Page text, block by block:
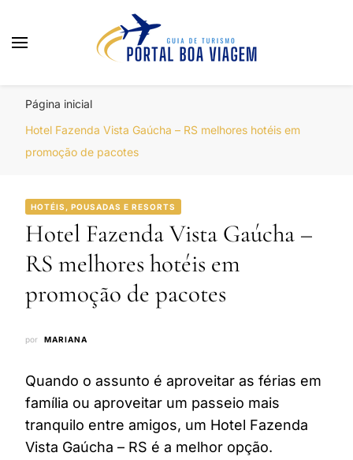
Página inicial
Hotel Fazenda Vista Gaúcha – RS melhores hotéis em
promoção de pacotes
HOTÉIS, POUSADAS E RESORTS
Hotel Fazenda Vista Gaúcha –
RS melhores hotéis em
promoção de pacotes
por MARIANA
Quando o assunto é aproveitar as férias em
família ou aproveitar um passeio mais
tranquilo entre amigos, um Hotel Fazenda
Vista Gaúcha – RS é a melhor opção.